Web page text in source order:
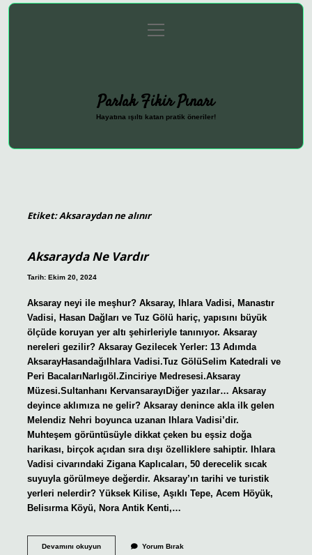
Gizlilik Politikası
menüyü
aç
Parlak Fikir Pınarı
Hayatına ışıltı katan pratik öneriler!
Etiket:Aksaraydan ne alınır
Aksarayda Ne Vardır
Tarih: Ekim 20, 2024
Aksaray neyi ile meşhur? Aksaray, Ihlara Vadisi, Manastır
Vadisi, Hasan Dağları ve Tuz Gölü hariç, yapısını büyük
ölçüde koruyan yer altı şehirleriyle tanınıyor. Aksaray
nereleri gezilir? Aksaray Gezilecek Yerler: 13 Adımda
AksarayHasandağıIhlara Vadisi.Tuz GölüSelim Katedrali ve
Peri BacalarıNarlıgöl.Zinciriye Medresesi.Aksaray
Müzesi.Sultanhanı KervansarayıDiğer yazılar… Aksaray
deyince aklımıza ne gelir? Aksaray denince akla ilk gelen
Melendiz Nehri boyunca uzanan Ihlara Vadisi’dir.
Muhteşem görüntüsüyle dikkat çeken bu eşsiz doğa
harikası, birçok açıdan sıra dışı özelliklere sahiptir. Ihlara
Vadisi civarındaki Zigana Kaplıcaları, 50 derecelik sıcak
suyuyla görülmeye değerdir. Aksaray’ın tarihi ve turistik
yerleri nelerdir? Yüksek Kilise, Aşıklı Tepe, Acem Höyük,
Belisırma Köyü, Nora Antik Kenti,…
Devamını okuyunAksarayda
Yorum Bırak